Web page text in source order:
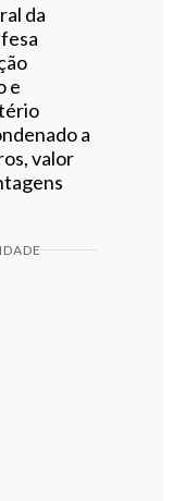
da
e
a
valor